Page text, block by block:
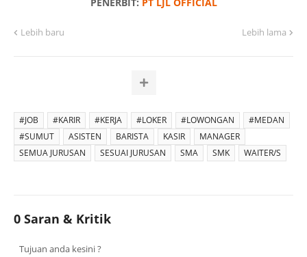
Lebih baru Lebih lama
#JOB #KARIR #KERJA #LOKER #LOWONGAN
#MEDAN
#SUMUT
ASISTEN BARISTA KASIR
MANAGER
SEMUA JURUSAN
SESUAI JURUSAN SMA SMK WAITER/S
0 Saran & Kritik
Tujuan anda kesini ?